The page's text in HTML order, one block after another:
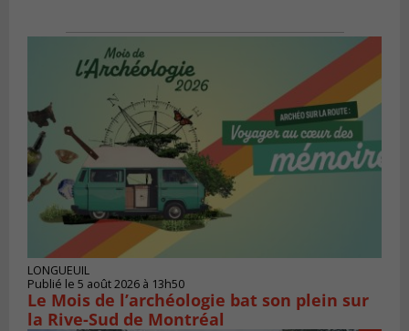
LONGUEUIL
Publié le 5 août 2026 à 13h50
Le Mois de l’archéologie bat son plein sur
la Rive-Sud de Montréal